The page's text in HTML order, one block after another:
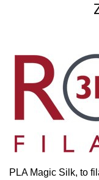
PLA Magic Silk, to